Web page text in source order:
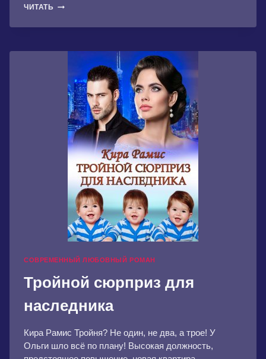
ЧИТАТЬ МОЯ
ЗАНОЗА
СОВРЕМЕННЫЙ ЛЮБОВНЫЙ РОМАН
Тройной сюрприз для
наследника
Кира Рамис Тройня? Не один, не два, а трое! У
Ольги шло всё по плану! Высокая должность,